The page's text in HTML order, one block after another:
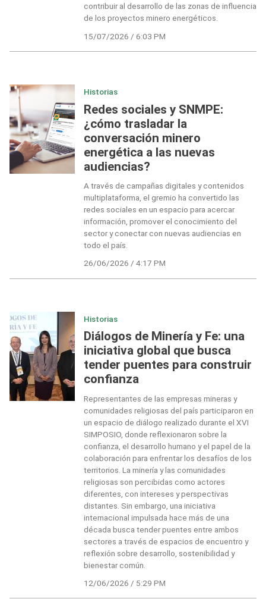
contribuir al desarrollo de las zonas de influencia
de los proyectos minero energéticos.
15/07/2026 / 6:03 PM
Historias
Redes sociales y SNMPE:
¿cómo trasladar la
conversación minero
energética a las nuevas
audiencias?
A través de campañas digitales y contenidos
multiplataforma, el gremio ha convertido las
redes sociales en un espacio para acercar
información, promover el conocimiento del
sector y conectar con nuevas audiencias en
todo el país.
26/06/2026 / 4:17 PM
Historias
Diálogos de Minería y Fe: una
iniciativa global que busca
tender puentes para construir
confianza
Representantes de las empresas mineras y
comunidades religiosas del país participaron en
un espacio de diálogo realizado durante el XVI
SIMPOSIO, donde reflexionaron sobre la
confianza, el desarrollo humano y el papel de la
colaboración para enfrentar los desafíos de los
territorios. La minería y las comunidades
religiosas son percibidas como actores
diferentes, con intereses y perspectivas
distantes. Sin embargo, una iniciativa
internacional impulsada hace más de una
década busca tender puentes entre ambos
sectores a través de espacios de encuentro y
reflexión sobre desarrollo, sostenibilidad y
bienestar común.
12/06/2026 / 5:29 PM